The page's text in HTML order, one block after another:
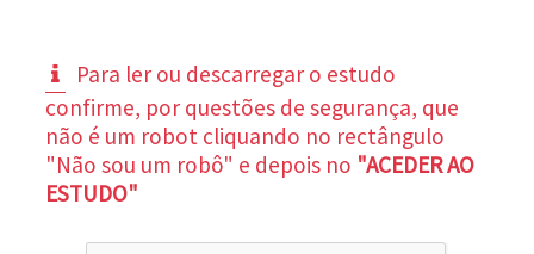
Para ler ou descarregar o estudo
confirme, por questões de segurança, que
não é um robot cliquando no rectângulo
"Não sou um robô" e depois no "ACEDER AO
ESTUDO"